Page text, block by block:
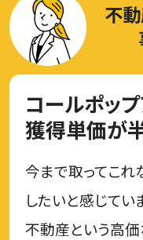
不
コールポッ
獲得単価が
今まで取ってこ
したいと感じてい
不動産という高